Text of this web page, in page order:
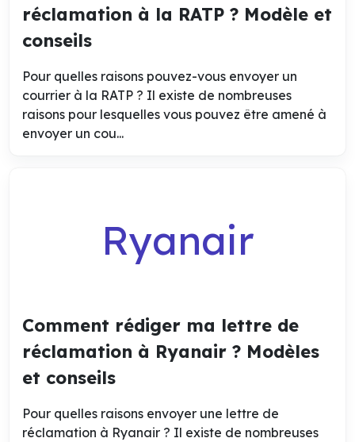
réclamation à la RATP ? Modèle et
conseils
Pour quelles raisons pouvez-vous envoyer un
courrier à la RATP ? Il existe de nombreuses
raisons pour lesquelles vous pouvez être amené à
envoyer un cou...
Ryanair
Comment rédiger ma lettre de
réclamation à Ryanair ? Modèles
et conseils
Pour quelles raisons envoyer une lettre de
réclamation à Ryanair ? Il existe de nombreuses